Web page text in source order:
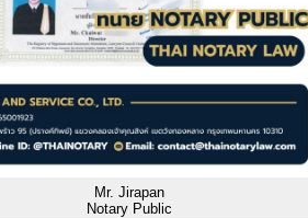
Mr. Jirapan
Notary Public